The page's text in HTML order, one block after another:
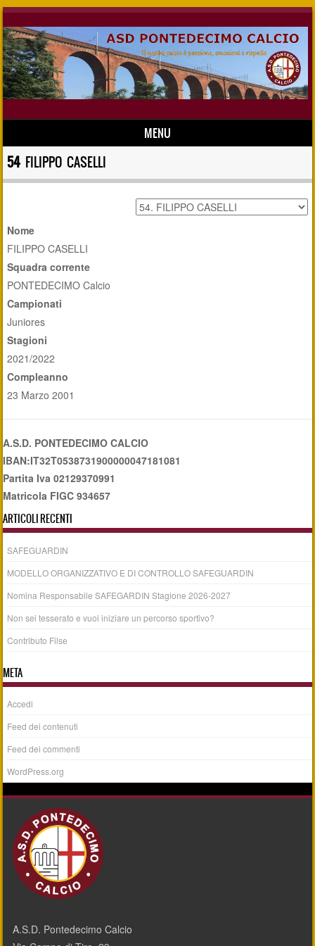
MENU
Skip to content
54 FILIPPO CASELLI
Nome
FILIPPO CASELLI
Squadra corrente
PONTEDECIMO Calcio
Campionati
Juniores
Stagioni
2021/2022
Compleanno
23 Marzo 2001
A.S.D. PONTEDECIMO CALCIO
IBAN:IT32T0538731900000047181081
Partita Iva 02129370991
Matricola FIGC 934657
ARTICOLI RECENTI
SAFEGUARDIN
MODELLO ORGANIZZATIVO E DI CONTROLLO SAFEGUARDIN
Nomina Responsabile SAFEGARDIN Stagione 2026-2027
Non sei tesserato e vuoi iniziare un percorso sportivo?
Contributo Filse
META
Accedi
Feed dei contenuti
Feed dei commenti
WordPress.org
A.S.D. Pontedecimo Calcio